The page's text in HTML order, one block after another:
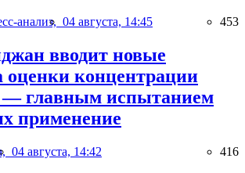
анализ, 04 августа, 14:45 453
вводит новые
оценки концентрации
главным испытанием
применение
04 августа, 14:42 416